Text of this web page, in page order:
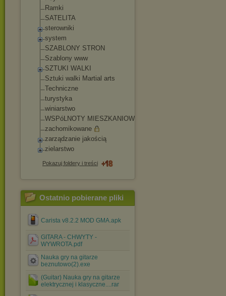
Ramki
SATELITA
sterowniki
system
SZABLONY STRON
Szablony www
SZTUKI WALKI
Sztuki walki Martial arts
Techniczne
turystyka
winiarstwo
WSPóLNOTY MIESZKANIOWE
zachomikowane
zarządzanie jakością
zielarstwo
Pokazuj foldery i treści
Ostatnio pobierane pliki
Carista v8.2.2 MOD GMA.apk
GITARA - CHWYTY -
WYWROTA.pdf
Nauka gry na gitarze
beznutowo(2).exe
(Guitar) Nauka gry na gitarze
elektrycznej i klasyczne....rar